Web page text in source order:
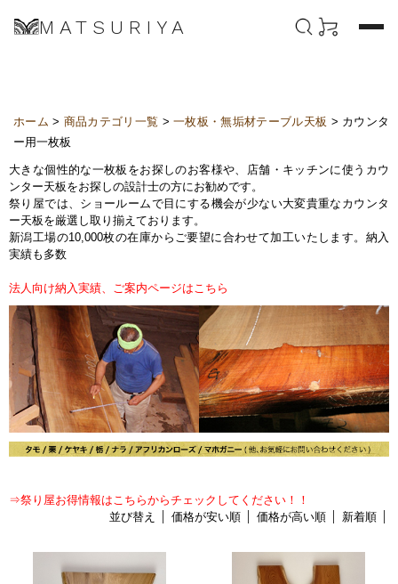
MATSURIYA
ホーム > 商品カテゴリ一覧 >一枚板・無垢材テーブル天板 > カウンタ
ー用一枚板
大きな個性的な一枚板をお探しのお客様や、店舗・キッチンに使うカウ
ンター天板をお探しの設計士の方にお勧めです。
祭り屋では、ショールームで目にする機会が少ない大変貴重なカウンタ
ー天板を厳選し取り揃えております。
新潟工場の10,000枚の在庫からご要望に合わせて加工いたします。納入
実績も多数
法人向け納入実績、ご案内ページはこちら
⇒祭り屋お得情報はこちらからチェックしてください！！
並び替え
価格が安い順 価格が高い順 新着順